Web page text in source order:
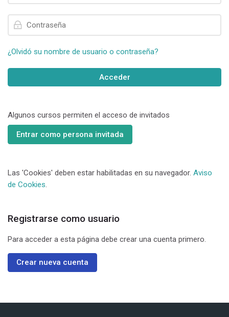
Contraseña
¿Olvidó su nombre de usuario o contraseña?
Acceder
Algunos cursos permiten el acceso de invitados
Entrar como persona invitada
Las 'Cookies' deben estar habilitadas en su navegador. Aviso
de Cookies
Registrarse como usuario
Para acceder a esta página debe crear una cuenta primero.
Crear nueva cuenta